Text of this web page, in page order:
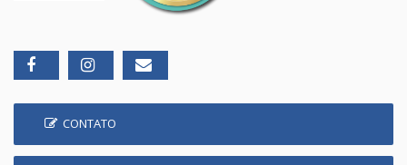
CONTATO